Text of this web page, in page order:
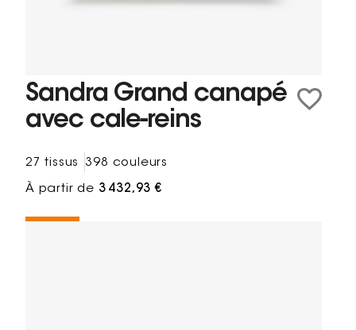
Sandra Grand canapé
avec cale-reins
27 tissus 398 couleurs
À partir de 3 432,93 €